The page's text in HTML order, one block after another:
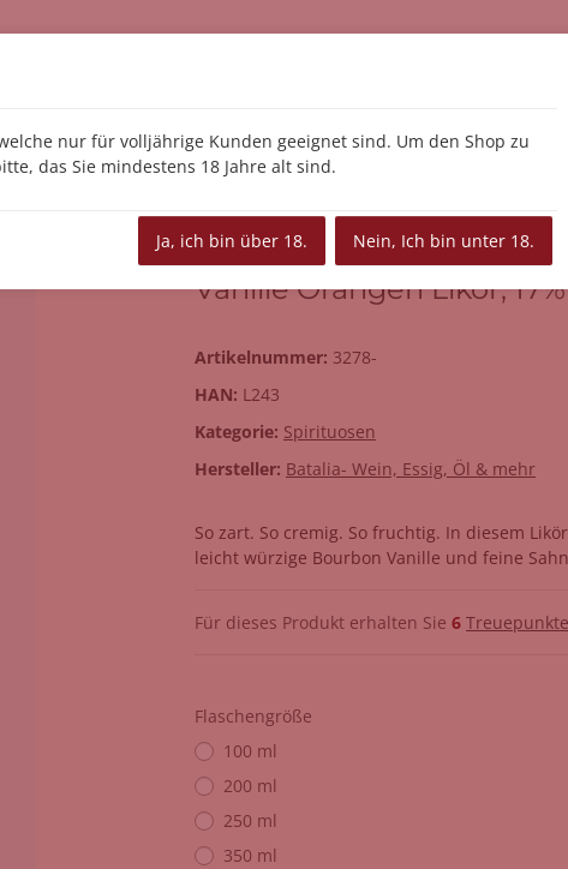
17% vol.
Vanille Orangen Likör,
Artikelnummer: 3278-
HAN: L243
Kategorie: Spirituosen
Hersteller: Batalia- Wein, Essig, Öl & mehr
So zart. So cremig. So fruchtig. In diesem
leicht würzige Bourbon Vanille und feine
Für dieses Produkt erhalten Sie 6 Treuepunkte
Flaschengröße
100 ml
200 ml
250 ml
350 ml
nur für volljährige Kunden geeignet sind. Um den Shop zu
das Sie mindestens 18 Jahre alt sind.
Ja, ich bin über 18. Nein, Ich bin unter 18.